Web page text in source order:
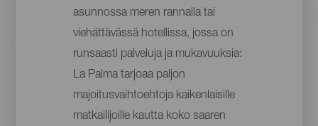
asunnossa meren rannalla tai
viehättävässä hotellissa, jossa on
runsaasti palveluja ja mukavuuksia:
La Palma tarjoaa paljon
majoitusvaihtoehtoja kaikenlaisille
matkailijoille kautta koko saaren